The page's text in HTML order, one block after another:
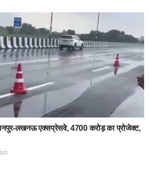
लखनऊ एक्सप्रेसवे, 4700 करोड़ का प्रोजेक्ट,